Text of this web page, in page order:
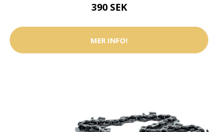
390 SEK
MER INFO!